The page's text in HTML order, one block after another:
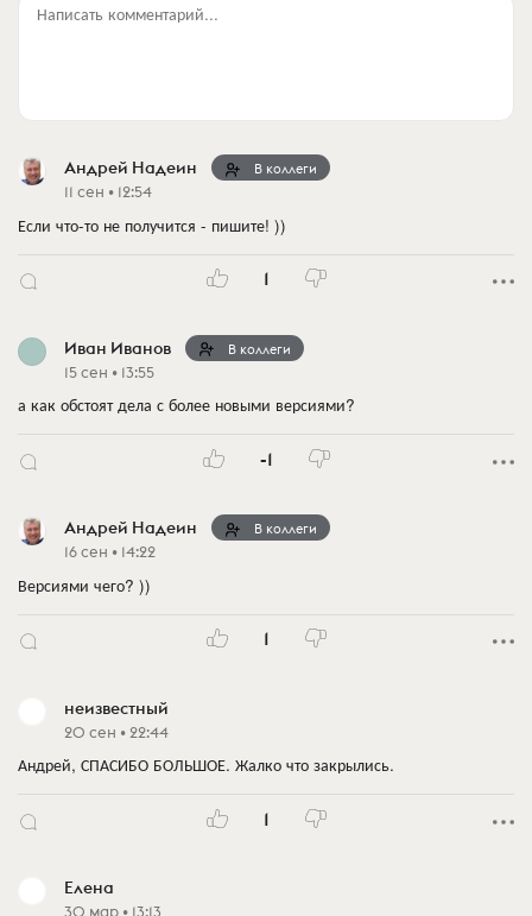
Написать комментарий...
Андрей Надеин В коллеги
11 сен • 12:54
Если что-то не получится - пишите! ))
1
Иван Иванов В коллеги
15 сен • 13:55
а как обстоят дела с более новыми версиями?
-1
Андрей Надеин В коллеги
16 сен • 14:22
Версиями чего? ))
1
неизвестный
20 сен • 22:44
Андрей, СПАСИБО БОЛЬШОЕ. Жалко что закрылись.
1
Елена
30 мар • 13:13